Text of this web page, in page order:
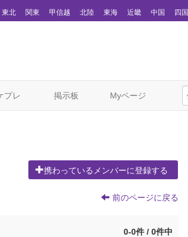
東北 関東 甲信越 北陸 東海 近畿 中国 四国
プレ 掲示板 Myページ
携わっているメンバーに登録する
前のページに戻る
0-0件 / 0件中